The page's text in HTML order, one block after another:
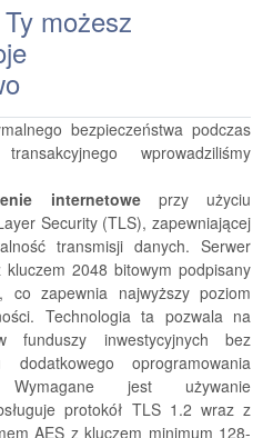
możesz
bezpieczeństwa podczas
wprowadziliśmy
internetoweprzy użyciu
Security (TLS), zapewniającej
transmisji danych. Serwer
2048 bitowym podpisany
co zapewnia najwyższy poziom
Technologia ta pozwala na
funduszy inwestycyjnych bez
dodatkowego oprogramowania
Wymagane jest używanie
protokół TLS 1.2 wraz z
AES z kluczem minimum 128-